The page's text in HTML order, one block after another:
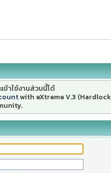
ข้าใช้งานส่วนนี้ได้
with eXtreme V.3